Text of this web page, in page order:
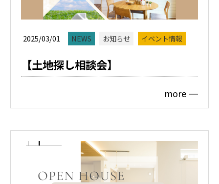
2025/03/01 NEWS お知らせ イベント情報
【土地探し相談会】
more